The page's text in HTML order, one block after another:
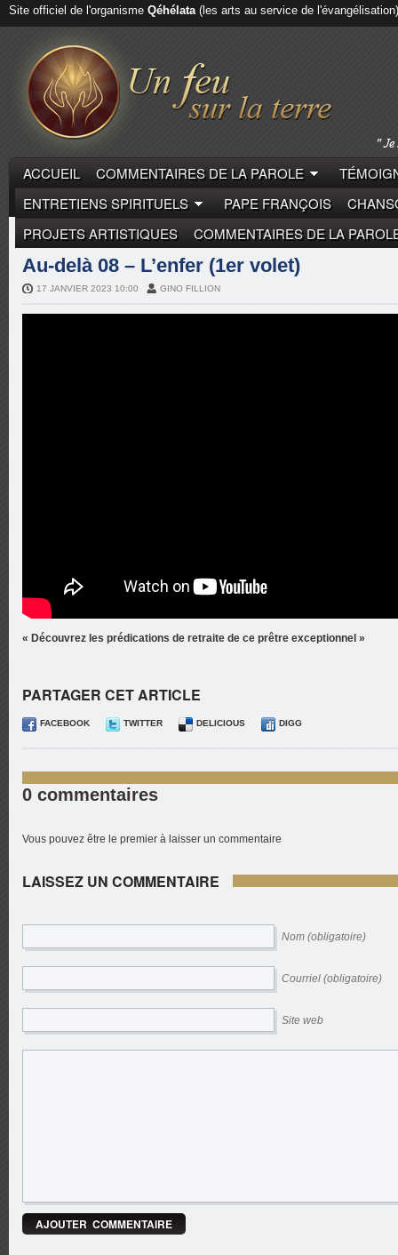
Site officiel de l'organisme Qéhélata(les arts au service de l'évangélisation)
ACCUEIL COMMENTAIRES DE LA PAROLE
ENTRETIENS SPIRITUELS
PAPE FRANÇOIS
PROJETS ARTISTIQUES
COMMENTAIRES DE LA
ENTRETIENS SPIRITUELS PÈRE JOËL GUIBERT
Au-delà 08 – L’enfer (1er volet)
17 JANVIER 2023 10:00 GINO FILLION
« Découvrez les prédications de retraite de ce prêtre exceptionnel »
PARTAGER CET ARTICLE
FACEBOOK TWITTER DELICIOUS DIGG
0 commentaires
Vous pouvez être le premier à laisser un commentaire
LAISSEZ UN COMMENTAIRE
Nom (obligatoire)
Courriel (obligatoire)
Site web